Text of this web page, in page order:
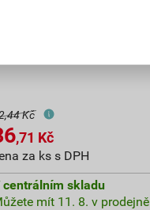
Kč
,71 Kč
za ks s DPH
centrálním skladu
mít 11. 8. v prodejně